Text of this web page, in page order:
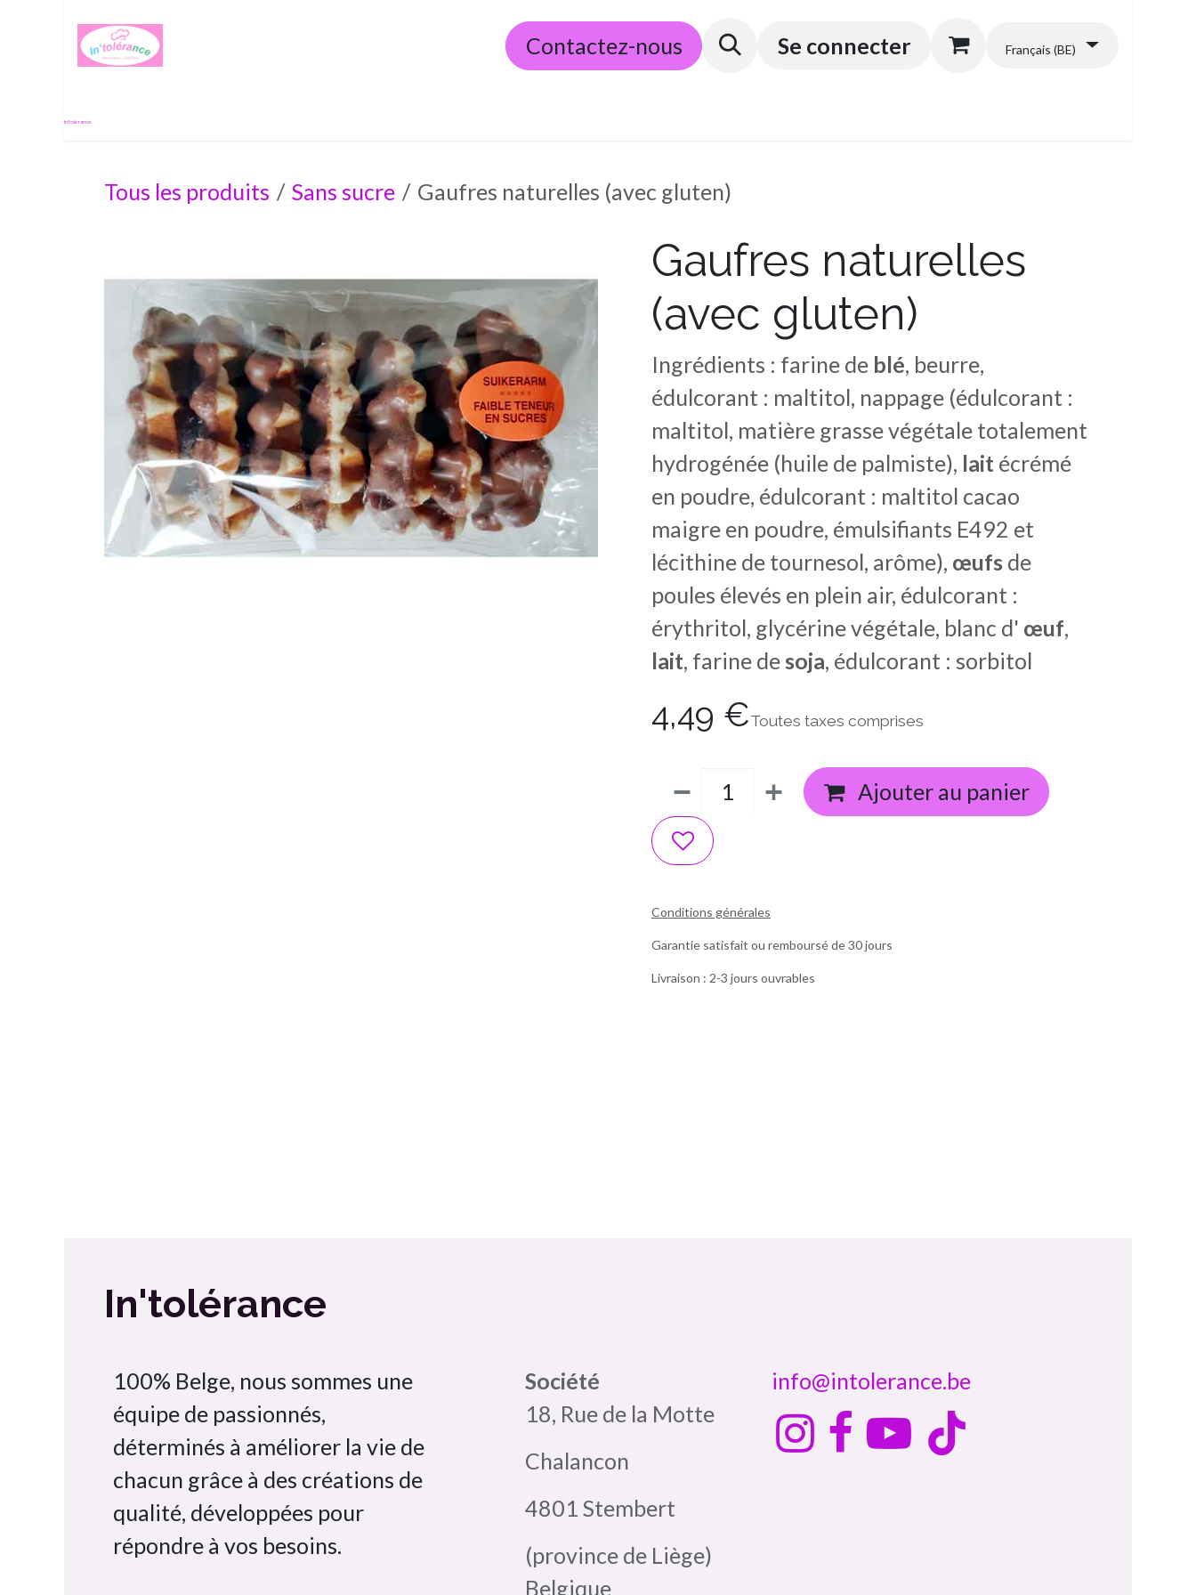
​E-commerce Partenaires Conditions générales
Contactez-nous Se connecter Français (BE)
In'tolérance.
Tous les produits Sans sucre Gaufres naturelles (avec gluten)
Gaufres naturelles
(avec gluten)
Ingrédients : farine de blé, beurre,
édulcorant : maltitol, nappage (édulcorant :
maltitol, matière grasse végétale totalement
hydrogénée (huile de palmiste), lait écrémé
en poudre, édulcorant : maltitol cacao
maigre en poudre, émulsifiants E492 et
lécithine de tournesol, arôme), œufs de
poules élevés en plein air, édulcorant :
érythritol, glycérine végétale, blanc d' œuf,
lait, farine de soja, édulcorant : sorbitol
4,49 €Toutes taxes comprises
Ajouter au panier
Conditions générales
Garantie satisfait ou remboursé de 30 jours
Livraison : 2-3 jours ouvrables
In'tolérance
100% Belge, nous sommes une
équipe de passionnés,
déterminés à améliorer la vie de
chacun grâce à des créations de
qualité, développées pour
répondre à vos besoins.
info@intolerance.be
Société
18, Rue de la Motte
Chalancon
4801 Stembert
(province de Liège)
Belgique